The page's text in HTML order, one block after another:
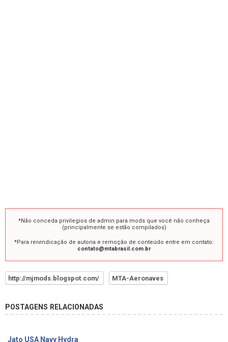
*Não conceda privilegios de admin para mods que você não conheça
(principalmente se estão compilados)
*Para reivindicação de autoria e remoção de conteúdo entre em contato:
contato@mtabrasil.com.br
http://mjmods.blogspot.com/ MTA-Aeronaves
POSTAGENS RELACIONADAS
Jato USA Navy Hydra